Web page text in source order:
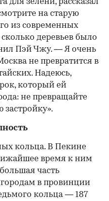
для зелени, рассказал
на старую
из современных
деревьев было
Пэй Чжу. — Я очень
не превратится в
Надеюсь,
который ей
не превращайте
кольца. В Пекине
время к ним
часть
в провинции
кольца — 187